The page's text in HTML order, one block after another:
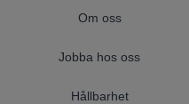
Om oss
Jobba hos oss
Hållbarhet